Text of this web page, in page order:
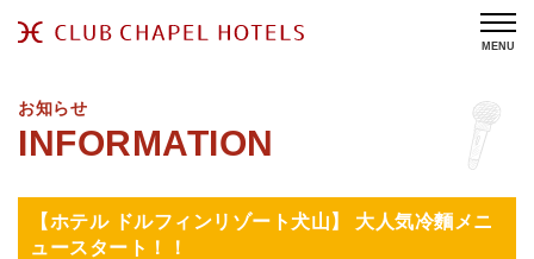
MENU
お知らせ
【ホテル ドルフィンリゾート犬山】 大人気冷麵メニ
ュースタート！！